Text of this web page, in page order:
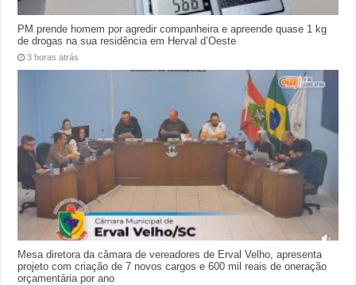
PM prende homem por agredir companheira e apreende quase 1 kg
de drogas na sua residência em Herval d’Oeste
3 horas atrás
Mesa diretora da câmara de vereadores de Erval Velho, apresenta
projeto com criação de 7 novos cargos e 600 mil reais de oneração
orçamentária por ano